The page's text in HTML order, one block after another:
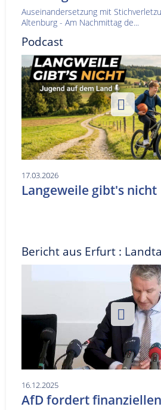
Auseinandersetzung mit
Altenburg - Am Nachmittag de...
Podcast
17.03.2026
Langeweile gibt's nicht
Bericht aus Erfurt :
16.12.2025
AfD fordert